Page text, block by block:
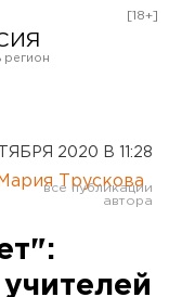
[18+]
2020 В 11:28
Мария Трускова